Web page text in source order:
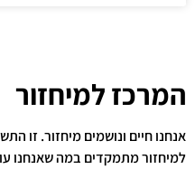
המרכז למיחזור
אנחנו חיים ונושמים מיחזור. זו
למיחזור מתמקדים במה שאנחנו